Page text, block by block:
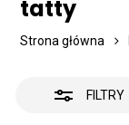
tatty
Strona główna
FILTRY